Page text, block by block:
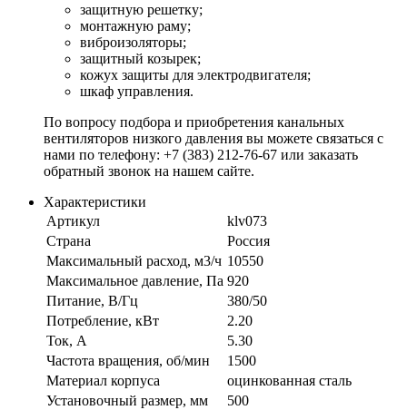
защитную решетку;
монтажную раму;
виброизоляторы;
защитный козырек;
кожух защиты для электродвигателя;
шкаф управления.
По вопросу подбора и приобретения канальных
вентиляторов низкого давления вы можете связаться с
нами по телефону: +7 (383) 212-76-67 или заказать
обратный звонок на нашем сайте.
Характеристики
Артикул
klv073
Страна
Россия
Максимальный расход, м3/ч 10550
Максимальное давление, Па 920
Питание, В/Гц
380/50
Потребление, кВт
2.20
Ток, А
5.30
Частота вращения, об/мин
1500
Материал корпуса
оцинкованная сталь
Установочный размер, мм
500